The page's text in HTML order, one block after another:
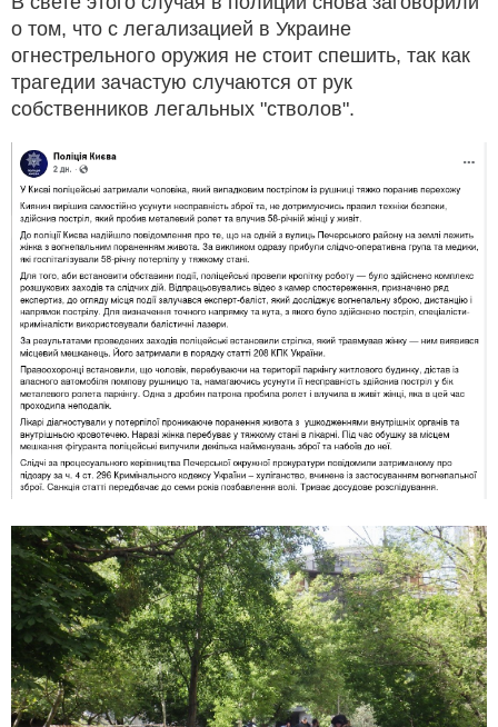
о том, что с легализацией в Украине
огнестрельного оружия не стоит спешить, так как
трагедии зачастую случаются от рук
собственников легальных "стволов".